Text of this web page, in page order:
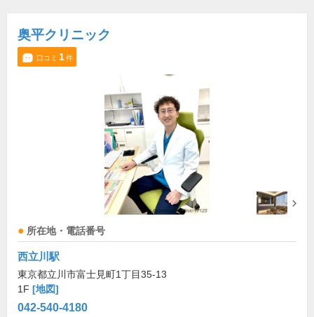
奥平クリニック
口コミ 1件
所在地・電話番号
西立川駅
東京都立川市富士見町1丁目35-13
1F [地図]
042-540-4180